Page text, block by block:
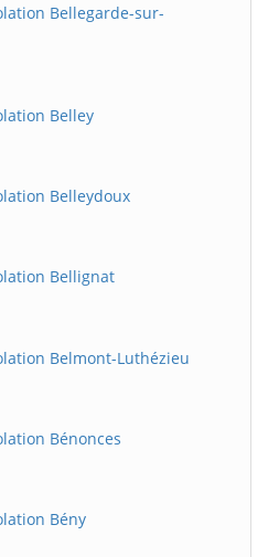
Bellegarde-sur-
Belley
Belleydoux
Bellignat
Belmont-Luthézieu
Bénonces
Bény